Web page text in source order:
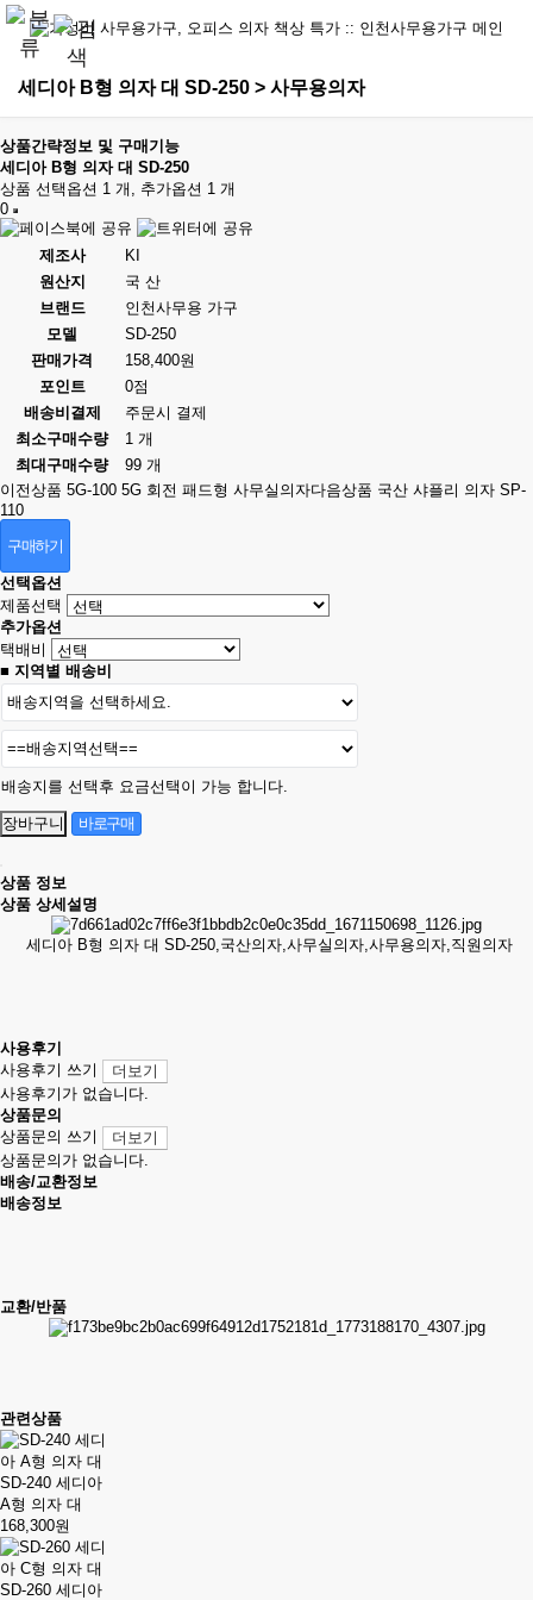
세디아 B형 의자 대 SD-250 > 사무용의자
상품간략정보 및 구매기능
세디아 B형 의자 대 SD-250
상품 선택옵션 1 개, 추가옵션 1 개
0
제조사
KI
원산지
국 산
브랜드
인천사무용 가구
모델
SD-250
판매가격
158,400원
포인트
0점
배송비결제
주문시 결제
최소구매수량
1 개
최대구매수량
99 개
이전상품 5G-100 5G 회전 패드형 사무실의자다음상품 국산 샤플리 의자 SP-
110
구매하기
선택옵션
제품선택
추가옵션
택배비
■ 지역별 배송비
배송지를 선택후 요금선택이 가능 합니다.
상품 정보
상품 상세설명
세디아 B형 의자 대 SD-250,국산의자,사무실의자,사무용의자,직원의자
사용후기
사용후기 쓰기
더보기
사용후기가 없습니다.
상품문의
상품문의 쓰기
더보기
상품문의가 없습니다.
배송/교환정보
배송정보
교환/반품
관련상품
SD-240 세디아
A형 의자 대
168,300원
SD-260 세디아